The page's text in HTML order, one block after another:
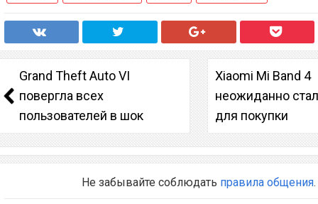
Grand Theft Auto VI
повергла всех
пользователей в шок
Xiaomi Mi Band 4
неожиданно
для покупки
Не забывайте соблюдать правила общения.